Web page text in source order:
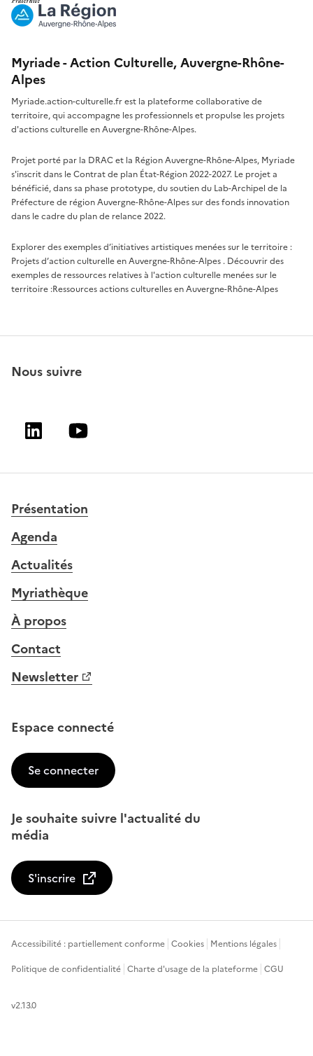
Myriade - Action Culturelle, Auvergne-Rhône-
Alpes
Myriade.action-culturelle.fr est la plateforme collaborative de
territoire, qui accompagne les professionnels et propulse les projets
d'actions culturelle en Auvergne-Rhône-Alpes.
Projet porté par la DRAC et la Région Auvergne-Rhône-Alpes, Myriade
s'inscrit dans le Contrat de plan État-Région 2022-2027. Le projet a
bénéficié, dans sa phase prototype, du soutien du Lab-Archipel de la
Préfecture de région Auvergne-Rhône-Alpes sur des fonds innovation
dans le cadre du plan de relance 2022.
Explorer des exemples d’initiatives artistiques menées sur le territoire :
Projets d’action culturelle en Auvergne-Rhône-Alpes . Découvrir des
exemples de ressources relatives à l'action culturelle menées sur le
territoire :Ressources actions culturelles en Auvergne-Rhône-Alpes
Nous suivre
LinkedinYoutube
Présentation
Agenda
Actualités
Myriathèque
À propos
Contact
Newsletter
Espace connecté
Se connecter
Je souhaite suivre l'actualité du
média
S'inscrire
Accessibilité : partiellement conforme Cookies Mentions légales
Politique de confidentialité Charte d'usage de la plateforme CGU
v2.13.0